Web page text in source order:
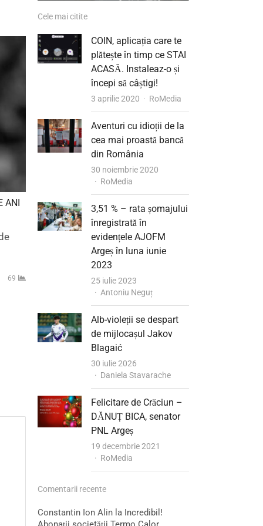
ANI
69
Cele mai citite
COIN, aplicația care te
plătește în timp ce STAI
ACASĂ. Instaleaz-o și
începi să câștigi!
3 aprilie 2020 Author
RoMedia
Aventuri cu idioții de la
cea mai proastă bancă
din România
30 noiembrie 2020
Author
RoMedia
3,51 % – rata șomajului
înregistrată în
evidențele AJOFM
Argeș în luna iunie
2023
25 iulie 2023
Author
Antoniu Neguț
Alb-violeții se despart
de mijlocașul Jakov
Blagaić
30 iulie 2026
Author
Daniela Stavarache
Felicitare de Crăciun –
DĂNUȚ BICA, senator
PNL Argeș
19 decembrie 2021
Author
RoMedia
Comentarii recente
Constantin Ion Alin la Incredibil!